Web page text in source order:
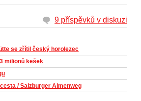
9 příspěvků v diskuzi
se zřítil český horolezec
milionů kešek
/ Salzburger Almenweg